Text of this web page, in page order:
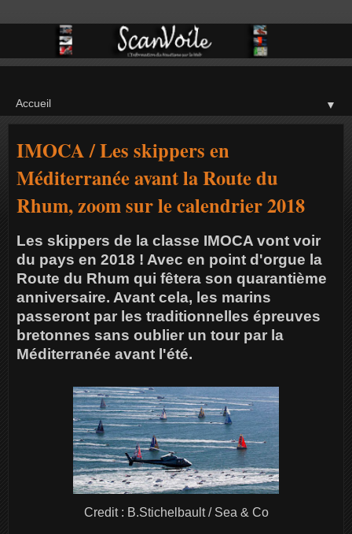
▼
IMOCA / Les skippers en
Méditerranée avant la Route du
Rhum, zoom sur le calendrier 2018
Les skippers de la classe IMOCA vont voir
du pays en 2018 ! Avec en point d'orgue la
Route du Rhum qui fêtera son quarantième
anniversaire. Avant cela, les marins
passeront par les traditionnelles épreuves
bretonnes sans oublier un tour par la
Méditerranée avant l'été.
Credit : B.Stichelbault / Sea & Co